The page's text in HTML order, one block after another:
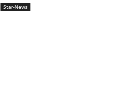
Star-News